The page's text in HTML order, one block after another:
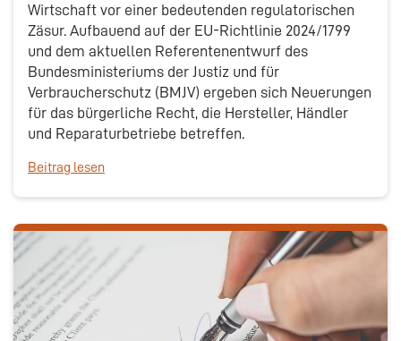
Wirtschaft vor einer bedeutenden regulatorischen
Zäsur. Aufbauend auf der EU-Richtlinie 2024/1799
und dem aktuellen Referentenentwurf des
Bundesministeriums der Justiz und für
Verbraucherschutz (BMJV) ergeben sich Neuerungen
für das bürgerliche Recht, die Hersteller, Händler
und Reparaturbetriebe betreffen.
Beitrag lesen